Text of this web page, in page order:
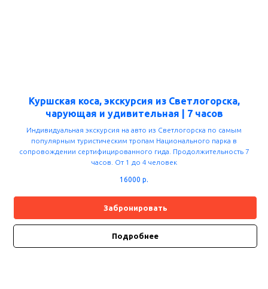
Куршская коса, экскурсия из Светлогорска,
чарующая и удивительная | 7 часов
Индивидуальная экскурсия на авто из Светлогорска по самым
популярным туристическим тропам Национального парка в
сопровождении сертифицированного гида. Продолжительность 7
часов. От 1 до 4 человек
16000 р.
Забронировать
Подробнее